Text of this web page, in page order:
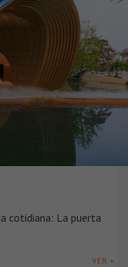
cotidiana: La puerta
VER +